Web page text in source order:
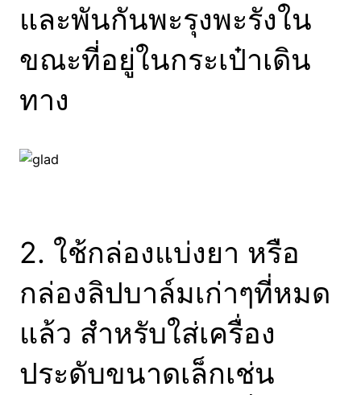
และพันกันพะรุงพะรังใน
ขณะที่อยู่ในกระเป๋าเดิน
ทาง
2. ใช้กล่องแบ่งยา หรือ
กล่องลิปบาล์มเก่าๆที่หมด
แล้ว สำหรับใส่เครื่อง
ประดับขนาดเล็กเช่น